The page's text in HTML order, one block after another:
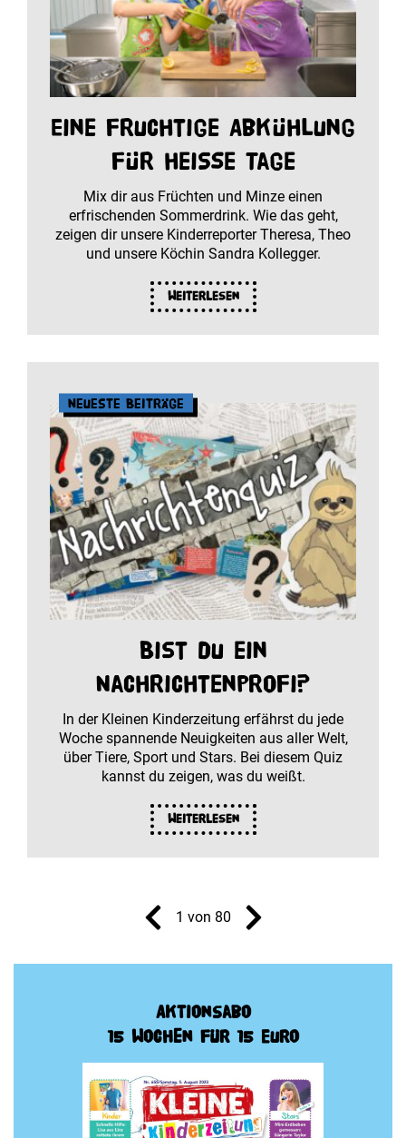
Eine fruchtige Abkühlung
für heiße Tage
Mix dir aus Früchten und Minze einen
erfrischenden Sommerdrink. Wie das geht,
zeigen dir unsere Kinderreporter Theresa, Theo
und unsere Köchin Sandra Kollegger.
Weiterlesen
Neueste Beiträge
Bist du ein
Nachrichtenprofi?
In der Kleinen Kinderzeitung erfährst du jede
Woche spannende Neuigkeiten aus aller Welt,
über Tiere, Sport und Stars. Bei diesem Quiz
kannst du zeigen, was du weißt.
Weiterlesen
1 von 80
Aktionsabo
15 Wochen für 15 Euro